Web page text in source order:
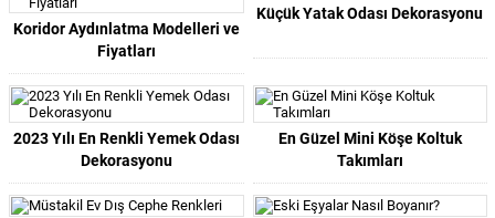
Koridor Aydınlatma Modelleri ve
Fiyatları
Küçük Yatak Odası Dekorasyonu
2023 Yılı En Renkli Yemek Odası
Dekorasyonu
En Güzel Mini Köşe Koltuk
Takımları